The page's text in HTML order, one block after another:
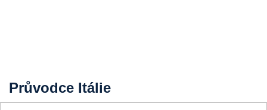
Průvodce Itálie